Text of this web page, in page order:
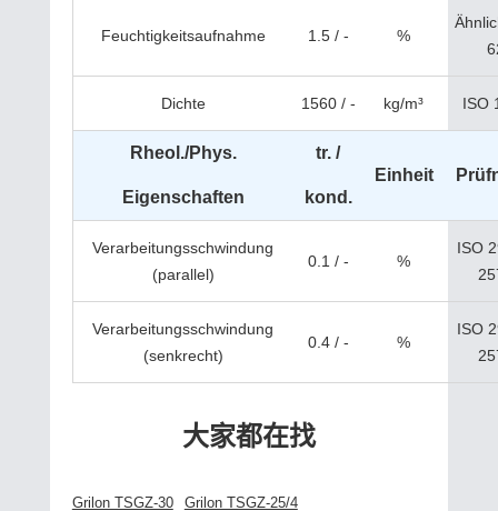
Feuchtigkeitsaufnahme 1.5 / - %
Dichte 1560 / - kg/m³ ISO
Rheol./Phys.
Eigenschaften
tr. /
kond.
Einheit
Verarbeitungsschwindung
(parallel)
0.1 / - %
ISO
Verarbeitungsschwindung
(senkrecht)
0.4 / - %
ISO
大家都在找
Grilon TSGZ-30
Grilon TSGZ-25/4